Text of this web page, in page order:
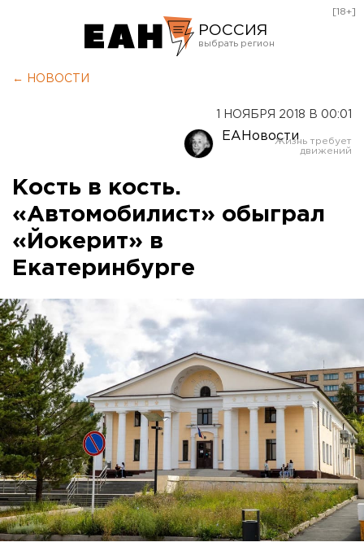
РОССИЯ
Оренбург
[18+]
← НОВОСТИ
1 НОЯБРЯ 2018 В 00:01
ЕАНовости
Кость в кость.
«Автомобилист» обыграл
«Йокерит» в
Екатеринбурге